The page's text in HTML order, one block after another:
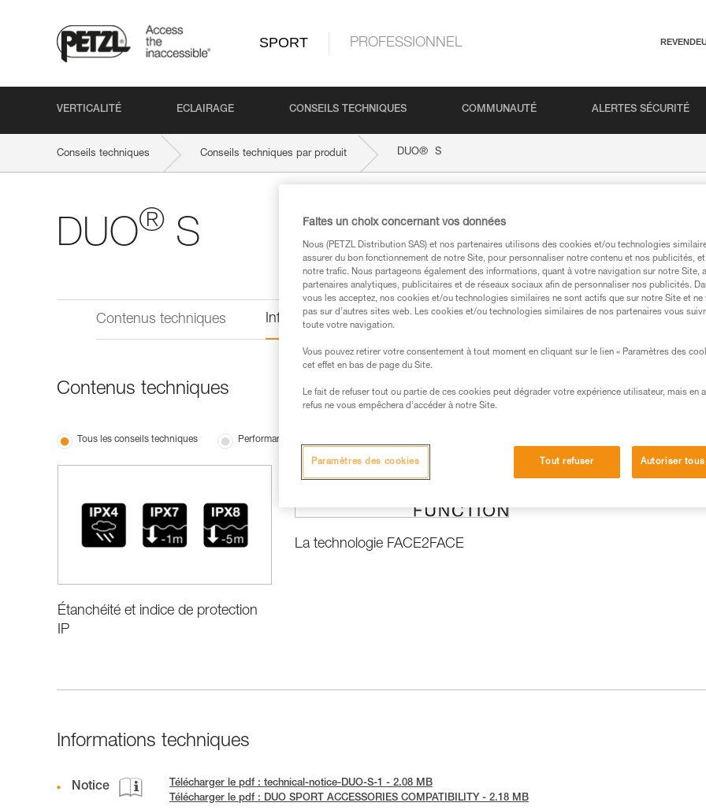
SPORT PROFESSIONNEL
VERTICALITÉ ECLAIRAGE CONSEILS TECHNIQUES COMMUNAUTÉ ALERTES SÉCURITÉ
Conseils techniques Conseils techniques par produit DUO® S
DUO® S
Contenus techniques Informations techniques
Contenus techniques
Tous les conseils techniques Performance et information produits
Étanchéité et indice de protection
IP
La technologie FACE2FACE
Informations techniques
Notice
Télécharger le pdf : technical-notice-DUO-S-1 - 2.08 MB
Télécharger le pdf : DUO SPORT ACCESSORIES COMPATIBILITY - 2.18 MB
Faites un choix concernant vos données
Nous (PETZL Distribution SAS) et nos partenaires utilisons des cookies et/ou technologies
assurer du bon fonctionnement de notre Site, pour personnaliser notre contenu et nos publicités,
notre trafic. Nous partageons également des informations, quant à votre navigation sur notre Site,
partenaires analytiques, publicitaires et de réseaux sociaux afin de personnaliser nos publicités.
vous les acceptez, nos cookies et/ou technologies similaires ne sont actifs que sur notre Site et ne
pas sur d’autres sites web. Les cookies et/ou technologies similaires de nos partenaires vous
toute votre navigation.
Vous pouvez retirer votre consentement à tout moment en cliquant sur le lien « Paramètres des
cet effet en bas de page du Site.
Le fait de refuser tout ou partie de ces cookies peut dégrader votre expérience utilisateur, mais en
refus ne vous empêchera d’accéder à notre Site.
Tout refuser Autoriser
Paramètres des cookies